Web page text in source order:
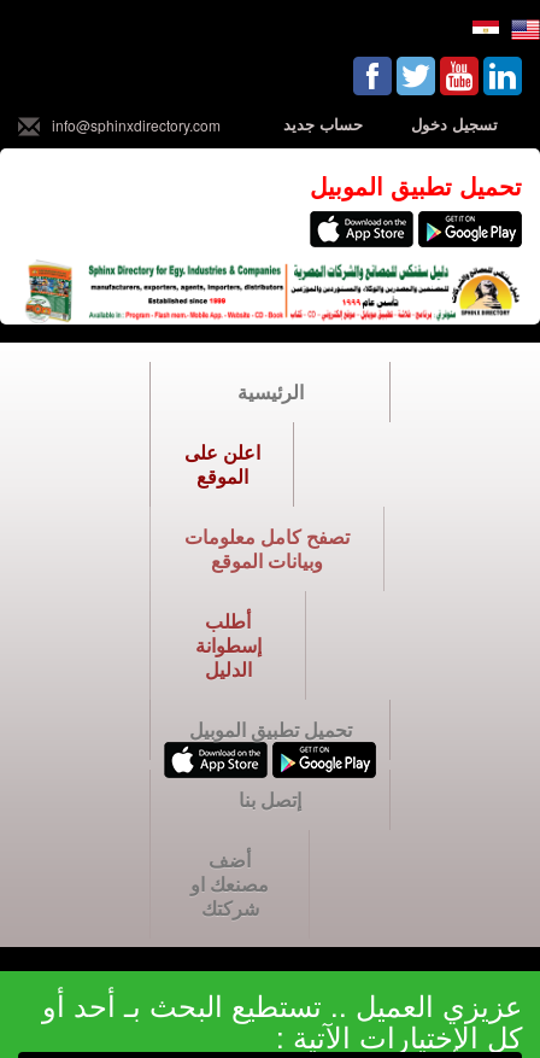
تسجيل دخول حساب جديد info@sphinxdirectory.com
تحميل تطبيق الموبيل
الرئيسية
اعلن على
الموقع
تصفح كامل معلومات
وبيانات الموقع
أطلب
إسطوانة
الدليل
تحميل تطبيق الموبيل
إتصل بنا
أضف
مصنعك او
شركتك
عزيزي العميل .. تستطيع البحث بـ أحد أو
كل الإختيارات الآتية :